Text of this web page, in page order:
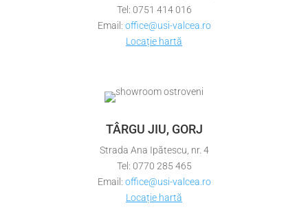
Tel: 0751 414 016
Email: office@usi-valcea.ro
Locație hartă
TÂRGU JIU, GORJ
Strada Ana Ipătescu, nr. 4
Tel: 0770 285 465
Email: office@usi-valcea.ro
Locație hartă